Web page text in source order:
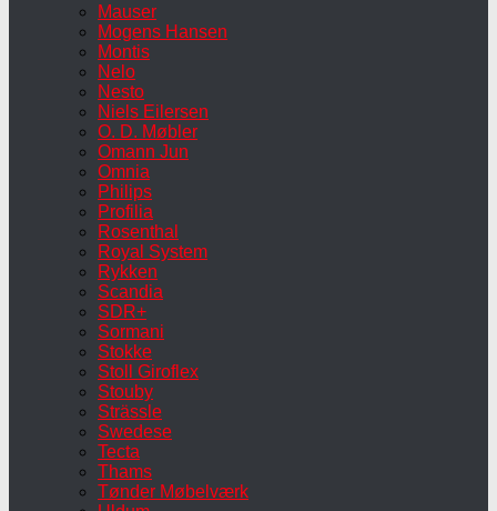
Mauser
Mogens Hansen
Montis
Nelo
Nesto
Niels Eilersen
O. D. Møbler
Omann Jun
Omnia
Philips
Profilia
Rosenthal
Royal System
Rykken
Scandia
SDR+
Sormani
Stokke
Stoll Giroflex
Stouby
Strässle
Swedese
Tecta
Thams
Tønder Møbelværk